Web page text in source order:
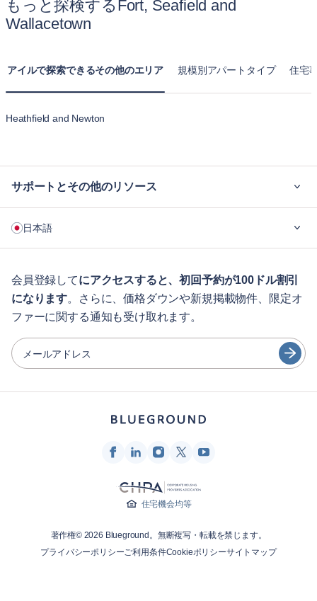
します。長期滞在向けに設計されており、一時的なホテル宿
泊以上に自宅のようにくつろげます。
もっと探検するFort, Seafield and
Wallacetown
アイルで探索できるその他のエリア 規模別アパートタイプ 住宅
Heathfield and Newton
サポートとその他のリソース
企業向け
ゲスト向け特典サービス
シティガイド
パートナー
家具レンタル事業者
インフルエンサー＆アフィリエイト
ニュースルーム
日本語
English
Português
Español
会員登録してにアクセスすると、初回予約が100ドル割引
になります。さらに、価格ダウンや新規掲載物件、限定オ
ファーに関する通知も受け取れます。
メールアドレス
住宅機会均等
著作権© 2026 Blueground。無断複写・転載を禁じます。
プライバシーポリシーご利用条件Cookieポリシーサイトマップ